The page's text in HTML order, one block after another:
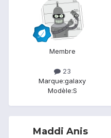
Membre
23
Marque:galaxy
Modèle:S
Maddi Anis